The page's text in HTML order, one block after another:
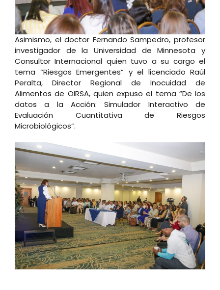
Asimismo, el doctor Fernando Sampedro, profesor
investigador de la Universidad de Minnesota y
Consultor Internacional quien tuvo a su cargo el
tema “Riesgos Emergentes” y el licenciado Raúl
Peralta, Director Regional de Inocuidad de
Alimentos de OIRSA, quien expuso el tema “De los
datos a la Acción: Simulador Interactivo de
Evaluación Cuantitativa de Riesgos
Microbiológicos”.